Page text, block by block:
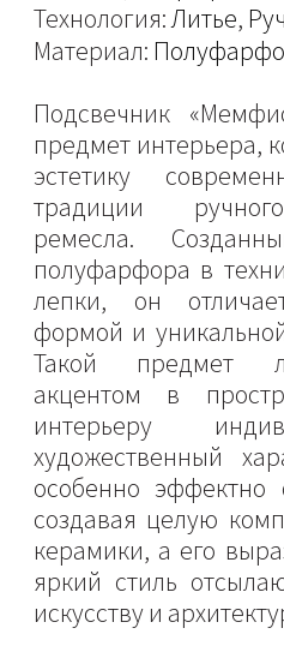
Технология:Литье,
Материал:
Подсвечник
предмет интерьера,
эстетику
традиции
ремесла.
полуфарфора в
лепки, он
формой и
Такой предмет
акцентом в
интерьеру
художественный
особенно эффектно
создавая целую
керамики, а его
яркий стиль
искусству и